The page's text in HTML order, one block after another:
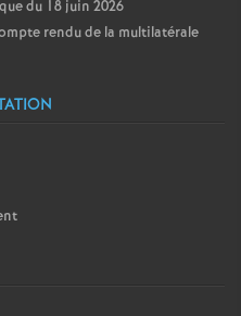
du 18 juin 2026
rendu de la multilatérale